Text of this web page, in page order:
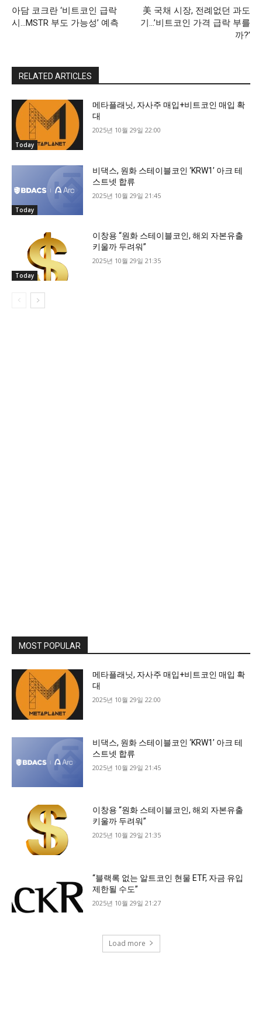
아담 코크란 ‘비트코인 급락
시…MSTR 부도 가능성’ 예측
美 국채 시장, 전례없던 과도
기…’비트코인 가격 급락 부를
까?’
RELATED ARTICLES
Today
메타플래닛, 자사주 매입+비트코인 매입 확
대
2025년 10월 29일 22:00
Today
비댁스, 원화 스테이블코인 ‘KRW1’ 아크 테
스트넷 합류
2025년 10월 29일 21:45
Today
이창용 “원화 스테이블코인, 해외 자본유출
키울까 두려워”
2025년 10월 29일 21:35
MOST POPULAR
메타플래닛, 자사주 매입+비트코인 매입 확
대
2025년 10월 29일 22:00
비댁스, 원화 스테이블코인 ‘KRW1’ 아크 테
스트넷 합류
2025년 10월 29일 21:45
이창용 “원화 스테이블코인, 해외 자본유출
키울까 두려워”
2025년 10월 29일 21:35
“블랙록 없는 알트코인 현물 ETF, 자금 유입
제한될 수도”
2025년 10월 29일 21:27
Load more